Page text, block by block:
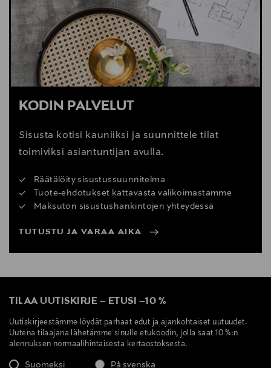
KODIN PALVELUT
Sisusta kotisi kauniiksi ja suunnittele tilat
toimiviksi asiantuntijan avulla.
Räätälöity sisustussuunnitelma
Tuote-ehdotukset kattavasta valikoimastamme
Maksuton sisustushankintojen yhteydessä
TUTUSTU JA VARAA AIKA
TILAA UUTISKIRJE – ETUSI –10 %
Uutiskirjeestämme löydät parhaat edut ja ajankohtaiset uutuudet.
Uutena tilaajana lähetämme sinulle etukoodin, jolla saat 10 %:n
alennuksen normaalihintaisesta kertaostoksesta.
Suomeksi På svenska